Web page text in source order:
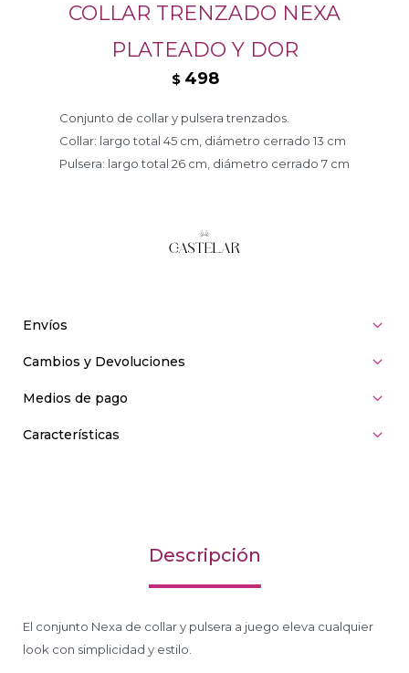
COLLAR TRENZADO NEXA
PLATEADO Y DOR
$ 498
Conjunto de collar y pulsera trenzados.
Collar: largo total 45 cm, diámetro cerrado 13 cm
Pulsera: largo total 26 cm, diámetro cerrado 7 cm
Envíos
Cambios y Devoluciones
Medios de pago
Características
Descripción
El conjunto Nexa de collar y pulsera a juego eleva cualquier
look con simplicidad y estilo.